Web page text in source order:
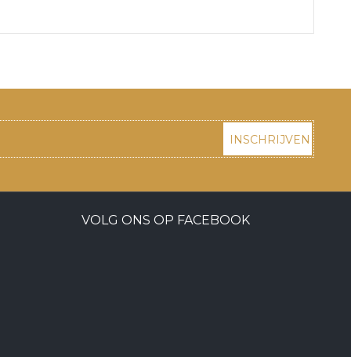
INSCHRIJVEN
VOLG ONS OP FACEBOOK